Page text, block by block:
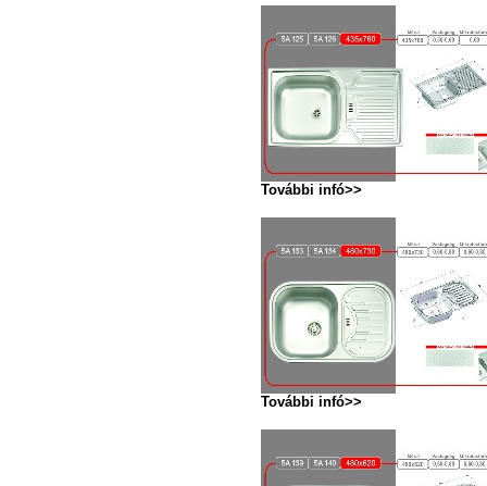
További infó>>
További infó>>